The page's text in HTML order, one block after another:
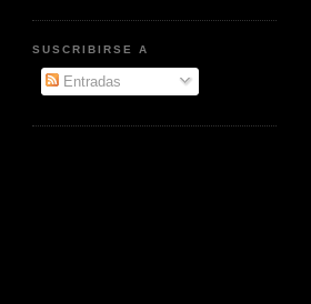
SUSCRIBIRSE A
Entradas